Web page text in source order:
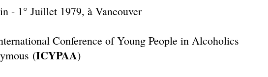
- 1° Juillet 1979, à Vancouver
Conference of Young People in Alcoholics
(ICYPAA)